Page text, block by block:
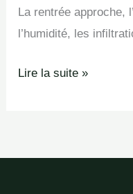
La rentrée approche,
l’humidité, les
Lire la suite »